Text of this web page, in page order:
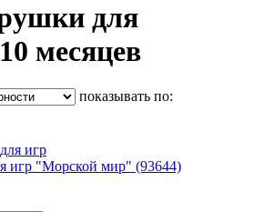
для
месяцев
показывать по:
игр "Морской мир" (93644)